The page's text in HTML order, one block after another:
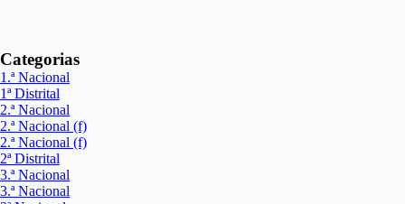
Categorias
1.ª Nacional
1ª Distrital
2.ª Nacional
2.ª Nacional (f)
2.ª Nacional (f)
2ª Distrital
3.ª Nacional
3.ª Nacional